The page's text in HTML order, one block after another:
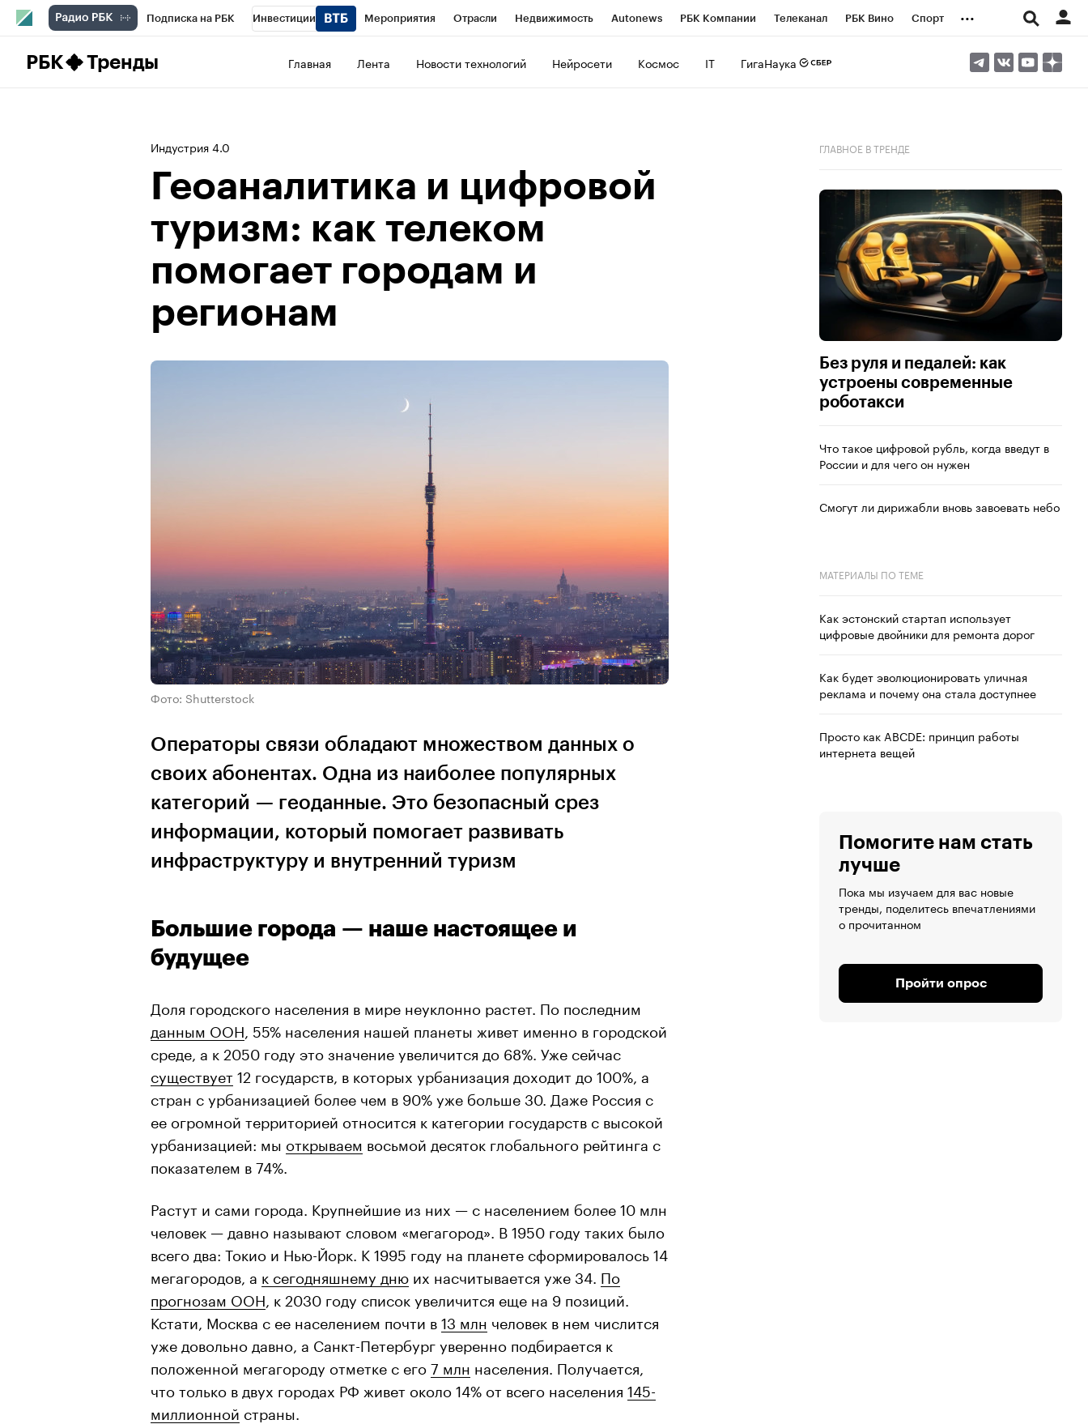
Подписка на РБК Инвестиции Мероприятия Отрасли Недвижимость Autonews РБК Компании Телеканал РБК Вино Спорт ...
РБК Тренды Главная Лента Новости технологий Нейросети Космос IT ГигаНаука
Индустрия 4.0
Геоаналитика и цифровой
туризм: как телеком
помогает городам и
регионам
Фото: Shutterstock
Операторы связи обладают множеством данных о
своих абонентах. Одна из наиболее популярных
категорий — геоданные. Это безопасный срез
информации, который помогает развивать
инфраструктуру и внутренний туризм
Большие города — наше настоящее и
будущее
Доля городского населения в мире неуклонно растет. По последним
данным ООН , 55% населения нашей планеты живет именно в городской
среде, а к 2050 году это значение увеличится до 68%. Уже сейчас
существует12 государств, в которых урбанизация доходит до 100%, а
стран с урбанизацией более чем в 90% уже больше 30. Даже Россия с
ее огромной территорией относится к категории государств с высокой
урбанизацией: мы открываем восьмой десяток глобального рейтинга с
показателем в 74%.
Растут и сами города. Крупнейшие из них — с населением более 10 млн
человек — давно называют словом «мегагород». В 1950 году таких было
всего два: Токио и Нью-Йорк. К 1995 году на планете сформировалось 14
мегагородов, а к сегодняшнему дню их насчитывается уже 34. По
прогнозам ООН , к 2030 году список увеличится еще на 9 позиций.
Кстати, Москва с ее населением почти в13 млн человек в нем числится
уже довольно давно, а Санкт-Петербург уверенно подбирается к
положенной мегагороду отметке с его7 млн населения. Получается,
что только в двух городах РФ живет около 14% от всего населения 145-
миллионной страны.
ГЛАВНОЕ В ТРЕНДЕ
Без руля и педалей: как
устроены современные
роботакси
Что такое цифровой рубль, когда введут в
России и для чего он нужен
Смогут ли дирижабли вновь завоевать небо
МАТЕРИАЛЫ ПО ТЕМЕ
Как эстонский стартап использует
цифровые двойники для ремонта дорог
Как будет эволюционировать уличная
реклама и почему она стала доступнее
Просто как ABCDE: принцип работы
интернета вещей
Помогите нам стать
лучше
Пока мы изучаем для вас новые
тренды, поделитесь впечатлениями
о прочитанном
Пройти опрос